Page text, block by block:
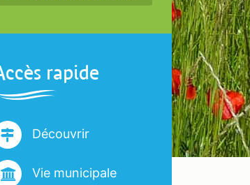
rapide
Découvrir
Vie municipale